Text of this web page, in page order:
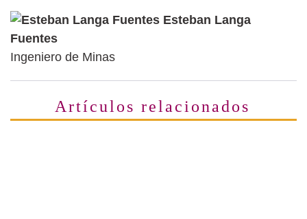
Esteban Langa
Fuentes
Ingeniero de Minas
Artículos relacionados